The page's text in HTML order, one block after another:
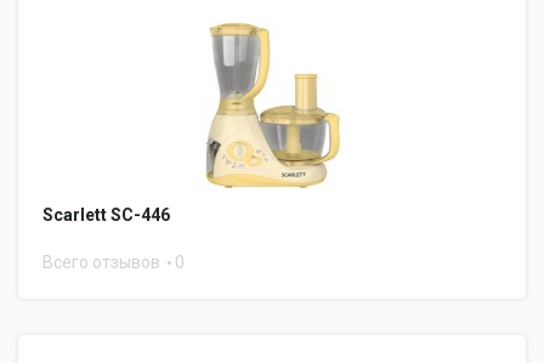
Scarlett SC-446
Всего отзывов 0